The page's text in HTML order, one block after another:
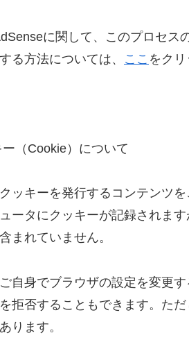
に関して、このプロセス
る方法については、 ここ をクリ
ー（Cookie）について
ッキーを発行するコンテンツ
ータにクッキーが記録されま
まれていません。
自身でブラウザの設定を変更
拒否することもできます。た
ります。